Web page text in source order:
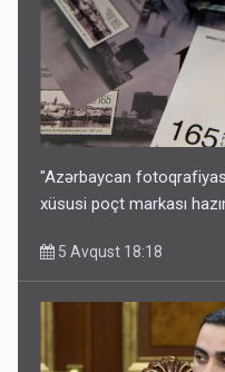
"Azərbaycan
xüsusi poçt markası
5 Avqust 18:18